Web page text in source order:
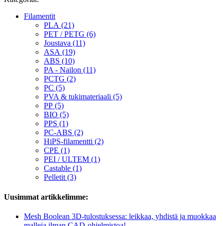
Filamentit
PLA (21)
PET / PETG (6)
Joustava (11)
ASA (19)
ABS (10)
PA - Nailon (11)
PCTG (2)
PC (5)
PVA & tukimateriaali (5)
PP (5)
BIO (5)
PPS (1)
PC-ABS (2)
HiPS-filamentti (2)
CPE (1)
PEI / ULTEM (1)
Castable (1)
Pelletit (3)
Uusimmat artikkelimme:
Mesh Boolean 3D-tulostuksessa: leikkaa, yhdistä ja muokkaa